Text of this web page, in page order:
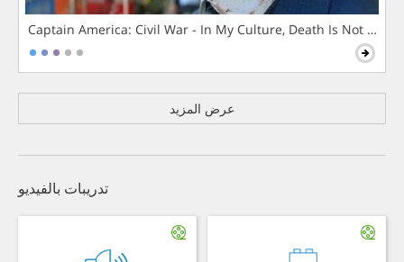
Captain America: Civil War - In My Culture, Death Is Not The
عرض المزيد
تدريبات بالفيديو